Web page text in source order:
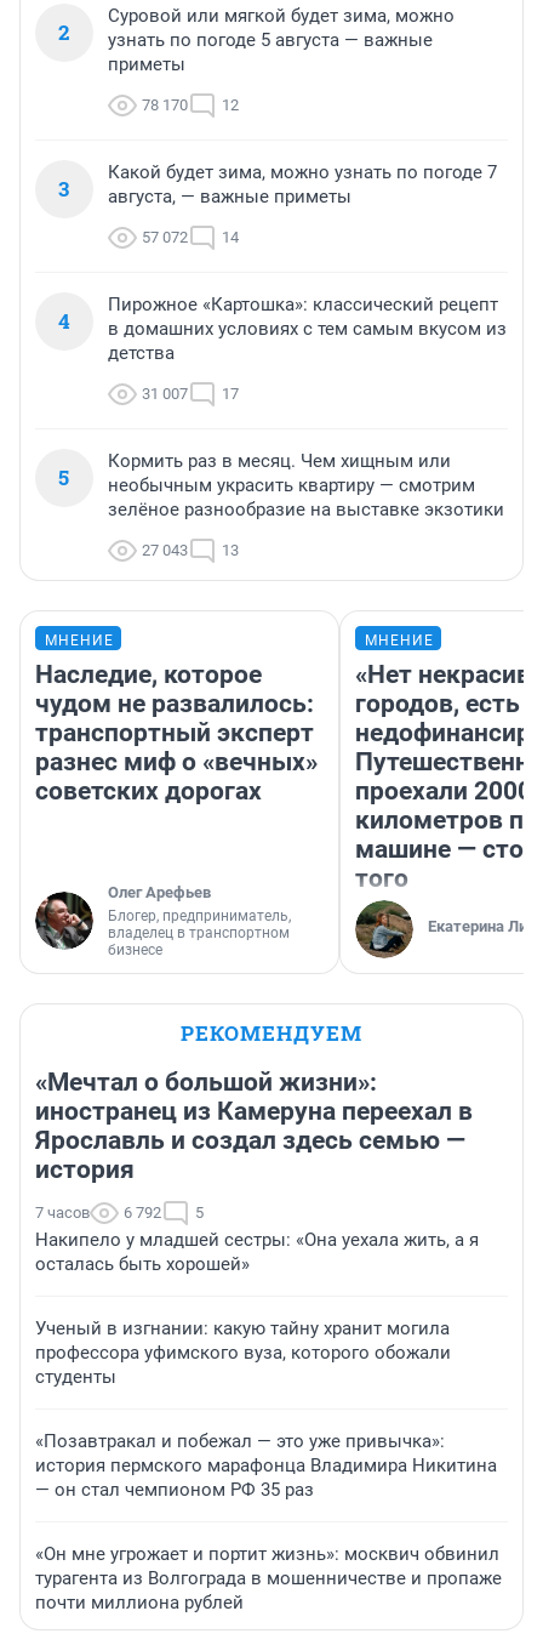
2
Суровой или мягкой будет зима, можно
узнать по погоде 5 августа — важные
приметы
78 170 12
3
Какой будет зима, можно узнать по погоде 7
августа, — важные приметы
57 072 14
4
Пирожное «Картошка»: классический рецепт
в домашних условиях с тем самым вкусом из
детства
31 007 17
5
Кормить раз в месяц. Чем хищным или
необычным украсить квартиру — смотрим
зелёное разнообразие на выставке экзотики
27 043 13
МНЕНИЕ
Наследие, которое
чудом не развалилось:
транспортный эксперт
разнес миф о «вечных»
советских дорогах
Олег Арефьев
Блогер, предприниматель,
владелец в транспортном
бизнесе
МНЕНИЕ
«Нет
городов, есть
проехали 2000
километров по
машине —
того
Екатерина
РЕКОМЕНДУЕМ
«Мечтал о большой жизни»:
иностранец из Камеруна переехал в
Ярославль и создал здесь семью —
история
7 часов 6 792 5
Накипело у младшей сестры: «Она уехала жить, а я
осталась быть хорошей»
Ученый в изгнании: какую тайну хранит могила
профессора уфимского вуза, которого обожали
студенты
«Позавтракал и побежал — это уже привычка»:
история пермского марафонца Владимира Никитина
— он стал чемпионом РФ 35 раз
«Он мне угрожает и портит жизнь»: москвич обвинил
турагента из Волгограда в мошенничестве и пропаже
почти миллиона рублей